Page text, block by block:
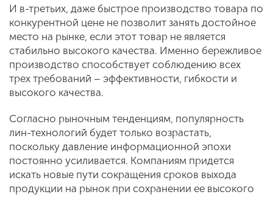
И в-третьих, даже быстрое производство товара по
конкурентной цене не позволит занять достойное
место на рынке, если этот товар не является
стабильно высокого качества. Именно бережливое
производство способствует соблюдению всех
трех требований – эффективности, гибкости и
высокого качества.
Согласно рыночным тенденциям, популярность
лин-технологий будет только возрастать,
поскольку давление информационной эпохи
постоянно усиливается. Компаниям придется
искать новые пути сокращения сроков выхода
продукции на рынок при сохранении ее высокого